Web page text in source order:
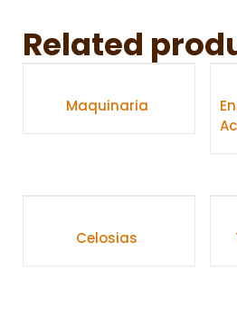
Related
Maquinaria
Celosias